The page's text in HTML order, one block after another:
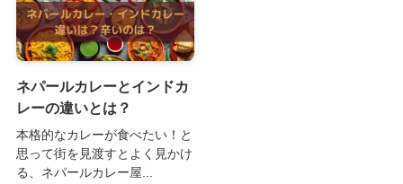
ネパールカレーとインドカ
レーの違いとは？
本格的なカレーが食べたい！と
思って街を見渡すとよく見かけ
る、ネパールカレー屋...